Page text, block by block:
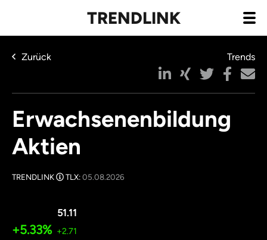
TRENDLINK
Zurück Trends
Erwachsenenbildung
Aktien
TRENDLINK TLX:05.08.2026
51.11
+5.33% +2.71